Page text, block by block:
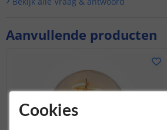
Aanvullende producten
Cookies